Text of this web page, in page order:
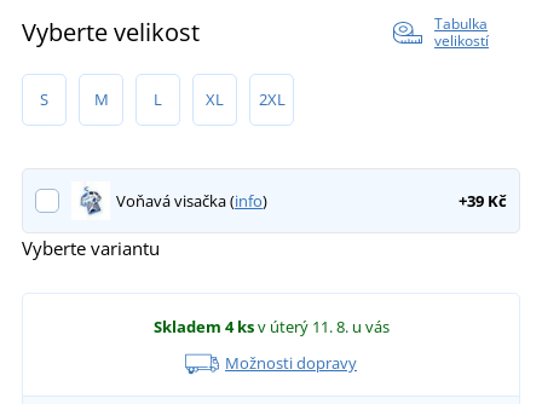
Vyberte velikost
Tabulka
velikostí
S M L XL 2XL
Voňavá visačka (info) +39 Kč
Vyberte variantu
Skladem 4 ksv úterý 11. 8. u vás
Možnosti dopravy